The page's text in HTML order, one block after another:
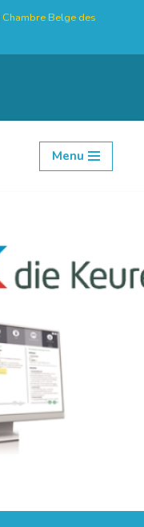
Chambre Belge des
Menu